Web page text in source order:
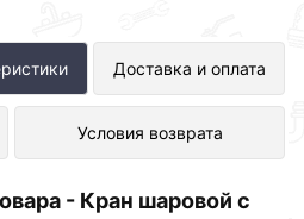
Доставка и оплата
Условия возврата
американкой 3/4
представлен в
Сантехника по
- Кран шаровой с